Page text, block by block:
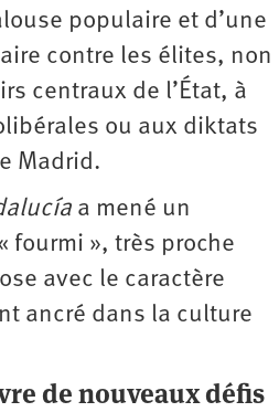
populaire et d’une
contre les élites, non
centraux de l’État, à
ou aux diktats
Madrid.
a mené un
fourmi », très proche
avec le caractère
ancré dans la culture
de nouveaux défis